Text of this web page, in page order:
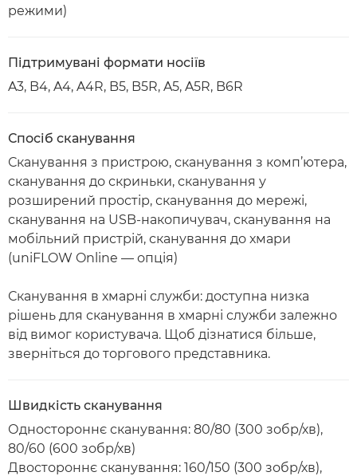
режими)
Підтримувані формати носіїв
A3, B4, A4, A4R, B5, B5R, A5, A5R, B6R
Спосіб сканування
Сканування з пристрою, сканування з комп’ютера,
сканування до скриньки, сканування у
розширений простір, сканування до мережі,
сканування на USB-накопичувач, сканування на
мобільний пристрій, сканування до хмари
(uniFLOW Online — опція)
Сканування в хмарні служби: доступна низка
рішень для сканування в хмарні служби залежно
від вимог користувача. Щоб дізнатися більше,
зверніться до торгового представника.
Швидкість сканування
Одностороннє сканування: 80/80 (300 зобр/хв),
80/60 (600 зобр/хв)
Двостороннє сканування: 160/150 (300 зобр/хв),